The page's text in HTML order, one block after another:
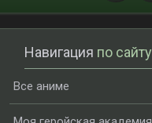
Навигация по сайту
Все аниме